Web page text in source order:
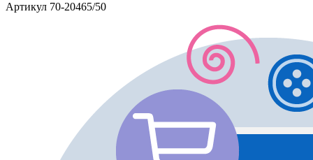
Артикул 70-20465/50